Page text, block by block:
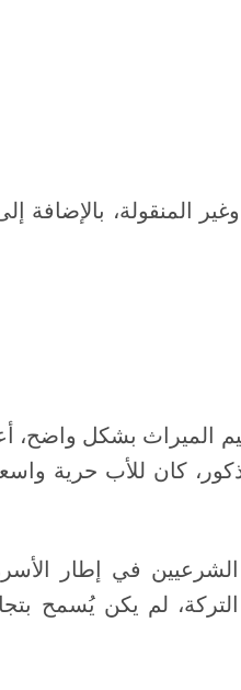
المنقولة، بالإضافة
(حوالي 1750 ق.م.) تنظيم الميراث
كان للأب حرية
في إطار
لم يكن يُسمح